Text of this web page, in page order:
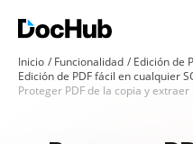
Inicio Funcionalidad
Edición de
Edición de PDF fácil en cualquier